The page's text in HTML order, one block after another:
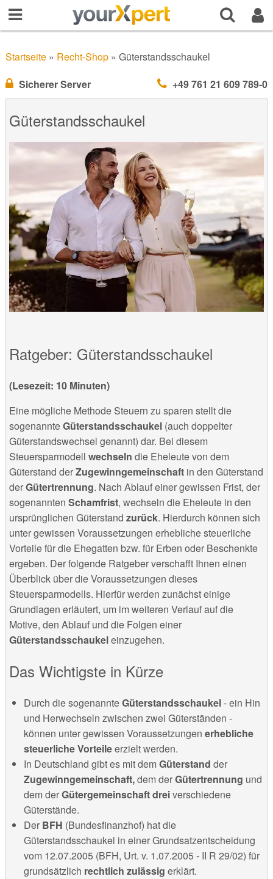
Startseite» Recht-Shop» Güterstandsschaukel
Sicherer Server
+49 761 21 609 789-0
Güterstandsschaukel
Ratgeber: Güterstandsschaukel
(Lesezeit: 10 Minuten)
Eine mögliche Methode Steuern zu sparen stellt die
sogenannteGüterstandsschaukel (auch doppelter
Güterstandswechsel genannt) dar. Bei diesem
Steuersparmodell wechseln die Eheleute von dem
Güterstand derZugewinngemeinschaft in den Güterstand
derGütertrennung. Nach Ablauf einer gewissen Frist, der
sogenannten Schamfrist, wechseln die Eheleute in den
ursprünglichen Güterstand zurück. Hierdurch können sich
unter gewissen Voraussetzungen erhebliche steuerliche
Vorteile für die Ehegatten bzw. für Erben oder Beschenkte
ergeben. Der folgende Ratgeber verschafft Ihnen einen
Überblick über die Voraussetzungen dieses
Steuersparmodells. Hierfür werden zunächst einige
Grundlagen erläutert, um im weiteren Verlauf auf die
Motive, den Ablauf und die Folgen einer
Güterstandsschaukeleinzugehen.
Das Wichtigste in Kürze
Durch die sogenannteGüterstandsschaukel- ein Hin
und Herwechseln zwischen zwei Güterständen -
können unter gewissen Voraussetzungen erhebliche
steuerliche Vorteileerzielt werden.
In Deutschland gibt es mit demGüterstand der
Zugewinngemeinschaft,dem derGütertrennung und
dem derGütergemeinschaft dreiverschiedene
Güterstände.
Der BFH (Bundesfinanzhof) hat die
Güterstandsschaukel in einer Grundsatzentscheidung
vom 12.07.2005 (BFH, Urt. v. 1.07.2005 - II R 29/02) für
grundsätzlich rechtlich zulässig erklärt.